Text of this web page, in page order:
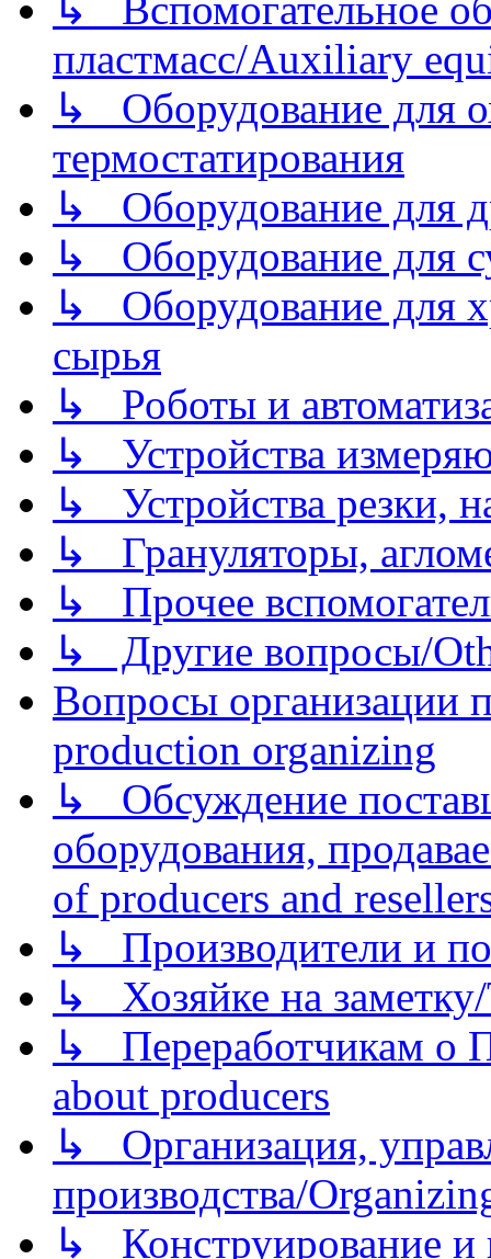
пластмасс/Auxiliary
↳ Оборудование для
термостатирования
↳ Оборудование для
↳ Оборудование для
↳ Оборудование для
сырья
↳ Роботы и
↳ Устройства
↳ Устройства резки,
↳ Грануляторы,
↳ Прочее
↳ Другие вопросы/
Вопросы организации
production organizing
↳ Обсуждение
оборудования,
of producers and
↳ Производители и
↳ Хозяйке на
↳ Переработчикам о
about producers
↳ Организация,
производства/
↳ Конструирование и